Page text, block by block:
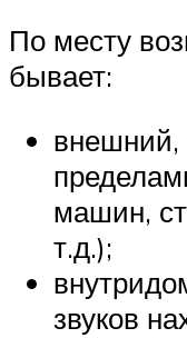
По месту
бывает:
внешний,
машин,
т.д.);
звуков